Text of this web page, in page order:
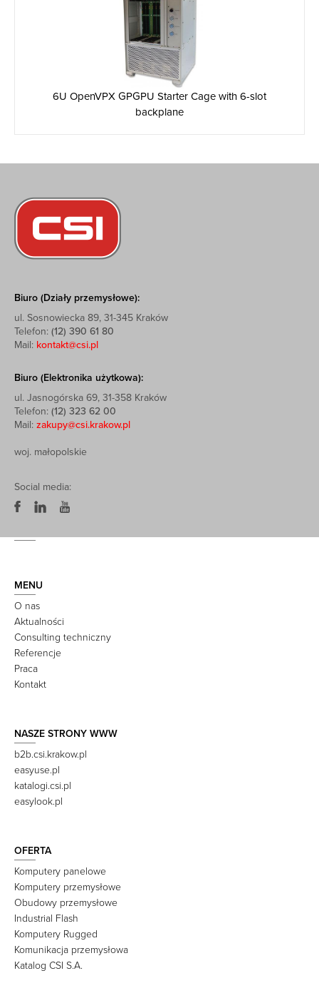
6U OpenVPX GPGPU Starter Cage with 6-slot
backplane
Biuro (Działy przemysłowe):
ul. Sosnowiecka 89, 31-345 Kraków
Telefon: (12) 390 61 80
Mail: kontakt@csi.pl
Biuro (Elektronika użytkowa):
ul. Jasnogórska 69, 31-358 Kraków
Telefon: (12) 323 62 00
Mail: zakupy@csi.krakow.pl
woj. małopolskie
Social media:
MENU
O nas
Aktualności
Consulting techniczny
Referencje
Praca
Kontakt
NASZE STRONY WWW
b2b.csi.krakow.pl
easyuse.pl
katalogi.csi.pl
easylook.pl
OFERTA
Komputery panelowe
Komputery przemysłowe
Obudowy przemysłowe
Industrial Flash
Komputery Rugged
Komunikacja przemysłowa
Katalog CSI S.A.